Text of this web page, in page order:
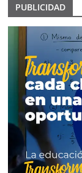
PUBLICIDAD